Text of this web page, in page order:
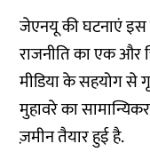
जेएनयू की घटनाएं इस
राजनीति का एक और
मीडिया के सहयोग से
मुहावरे का
ज़मीन तैयार हुई है.